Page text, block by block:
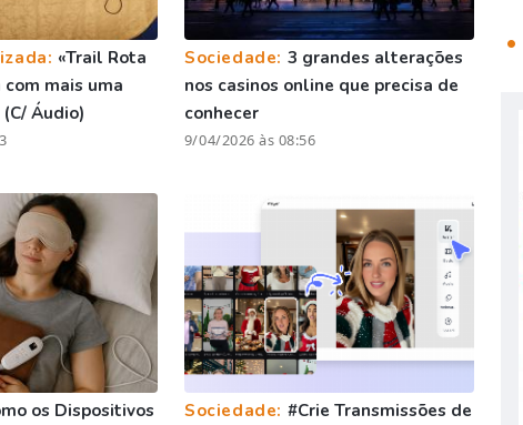
«Trail Rota
mais uma
Áudio)
Sociedade: 3 grandes alterações
nos casinos online que precisa de
conhecer
9/04/2026 às 08:56
os Dispositivos
Sociedade: #Crie Transmissões de
•